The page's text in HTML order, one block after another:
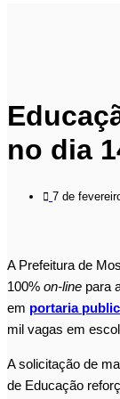
no dia
7 de
A Prefeitura de
100% on-line para
em portaria
mil vagas em
A solicitação de
de Educação